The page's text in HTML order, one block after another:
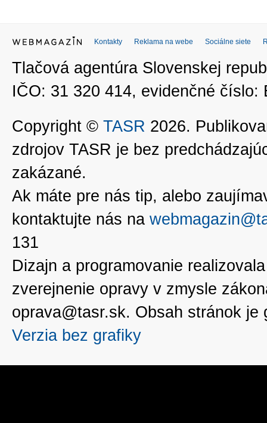
Kontakty Reklama na webe Sociálne siete
Tlačová agentúra Slovenskej
IČO: 31 320 414, evidenčné číslo:
Copyright © TASR 2026.
zdrojov TASR je bez
zakázané.
Ak máte pre nás tip, alebo
kontaktujte nás na
131
Dizajn a programovanie
zverejnenie opravy v zmysle
oprava@tasr.sk. Obsah stránok
Verzia bez grafiky